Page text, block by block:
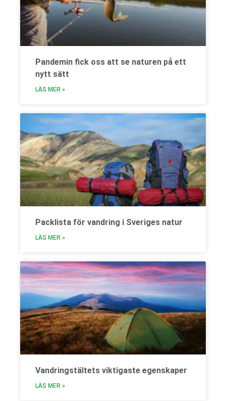
Pandemin fick oss att se naturen på ett
nytt sätt
LÄS MER »
Packlista för vandring i Sveriges natur
LÄS MER »
Vandringstältets viktigaste egenskaper
LÄS MER »